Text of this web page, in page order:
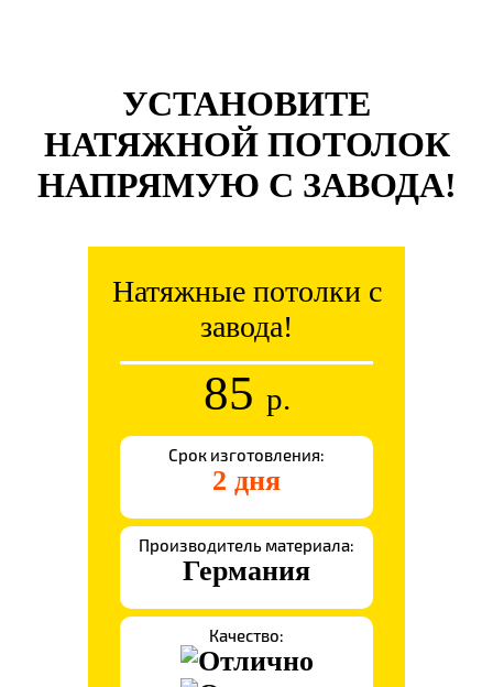
УСТАНОВИТЕ
НАТЯЖНОЙ ПОТОЛОК
НАПРЯМУЮ С ЗАВОДА!
Натяжные потолки с
завода!
85 р.
Срок изготовления:
2 дня
Производитель материала:
Германия
Качество: